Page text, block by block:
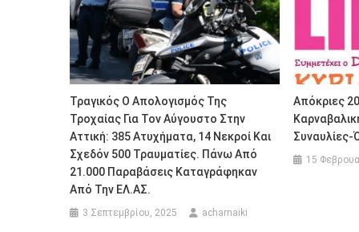
Τραγικός Ο Απολογισμός Της
Τροχαίας Για Τον Αύγουστο Στην
Αττική: 385 Ατυχήματα, 14 Νεκροί Και
Σχεδόν 500 Τραυματίες. Πάνω Από
21.000 Παραβάσεις Καταγράφηκαν
Από Την ΕΛ.ΑΣ.
3 Σεπτεμβρίου, 2025 acharnaiki
Απόκριες
15